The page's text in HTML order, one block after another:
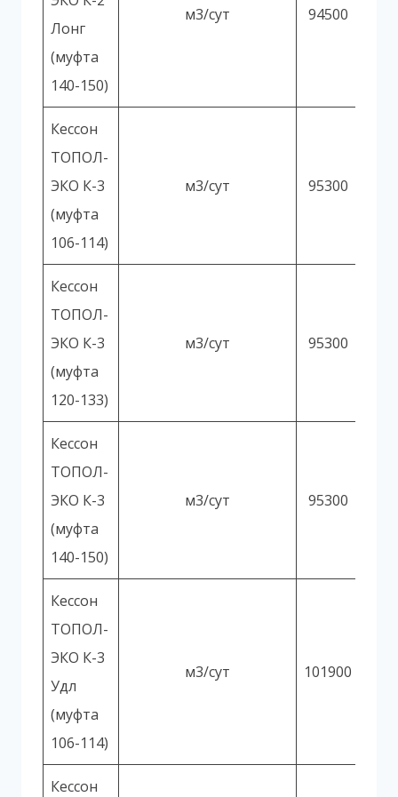
Лонг
(муфта
140-150)
м3/сут 94500
Кессон
ТОПОЛ-
ЭКО К-3
(муфта
106-114)
м3/сут 95300
Кессон
ТОПОЛ-
ЭКО К-3
(муфта
120-133)
м3/сут 95300
Кессон
ТОПОЛ-
ЭКО К-3
(муфта
140-150)
м3/сут 95300
Кессон
ТОПОЛ-
ЭКО К-3
Удл
(муфта
106-114)
м3/сут 101900
Кессон